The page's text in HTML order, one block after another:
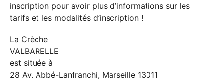
inscription pour avoir plus d’informations sur les
tarifs et les modalités d’inscription !
La Crèche
VALBARELLE
est située à
28 Av. Abbé-Lanfranchi, Marseille 13011